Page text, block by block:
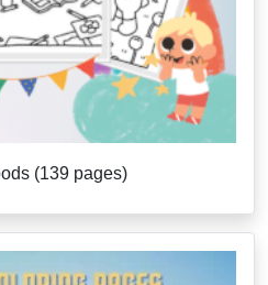
(139 pages)